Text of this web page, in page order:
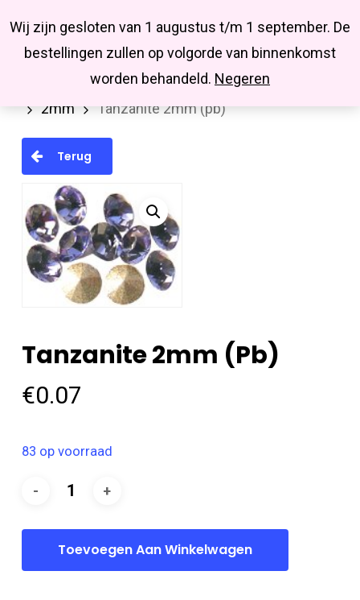
Wij zijn gesloten van 1 augustus t/m 1 september. De
bestellingen zullen op volgorde van binnenkomst
worden behandeld. Negeren
main
Missbluesieraden
searchaccount
Swarovski
Similistenen (Pointback)
2mm
Tanzanite 2mm (pb)
Terug
Tanzanite 2mm (pb)
€0.07
83 op voorraad
Toevoegen Aan Winkelwagen
Close